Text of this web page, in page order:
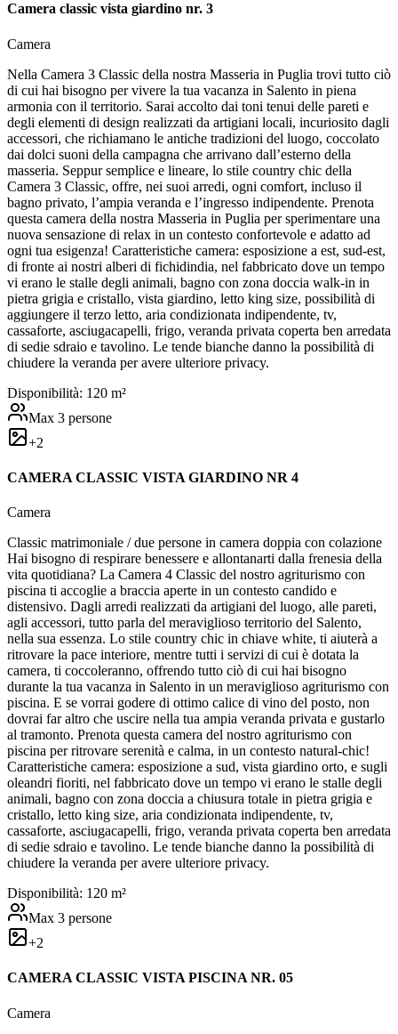
Camera classic vista giardino nr. 3
Camera
Nella Camera 3 Classic della nostra Masseria in Puglia trovi tutto ciò
di cui hai bisogno per vivere la tua vacanza in Salento in piena
armonia con il territorio. Sarai accolto dai toni tenui delle pareti e
degli elementi di design realizzati da artigiani locali, incuriosito dagli
accessori, che richiamano le antiche tradizioni del luogo, coccolato
dai dolci suoni della campagna che arrivano dall’esterno della
masseria. Seppur semplice e lineare, lo stile country chic della
Camera 3 Classic, offre, nei suoi arredi, ogni comfort, incluso il
bagno privato, l’ampia veranda e l’ingresso indipendente. Prenota
questa camera della nostra Masseria in Puglia per sperimentare una
nuova sensazione di relax in un contesto confortevole e adatto ad
ogni tua esigenza! Caratteristiche camera: esposizione a est, sud-est,
di fronte ai nostri alberi di fichidindia, nel fabbricato dove un tempo
vi erano le stalle degli animali, bagno con zona doccia walk-in in
pietra grigia e cristallo, vista giardino, letto king size, possibilità di
aggiungere il terzo letto, aria condizionata indipendente, tv,
cassaforte, asciugacapelli, frigo, veranda privata coperta ben arredata
di sedie sdraio e tavolino. Le tende bianche danno la possibilità di
chiudere la veranda per avere ulteriore privacy.
Disponibilità: 1 20 m²
Max 3 persone
+2
CAMERA CLASSIC VISTA GIARDINO NR 4
Camera
Classic matrimoniale / due persone in camera doppia con colazione
Hai bisogno di respirare benessere e allontanarti dalla frenesia della
vita quotidiana? La Camera 4 Classic del nostro agriturismo con
piscina ti accoglie a braccia aperte in un contesto candido e
distensivo. Dagli arredi realizzati da artigiani del luogo, alle pareti,
agli accessori, tutto parla del meraviglioso territorio del Salento,
nella sua essenza. Lo stile country chic in chiave white, ti aiuterà a
ritrovare la pace interiore, mentre tutti i servizi di cui è dotata la
camera, ti coccoleranno, offrendo tutto ciò di cui hai bisogno
durante la tua vacanza in Salento in un meraviglioso agriturismo con
piscina. E se vorrai godere di ottimo calice di vino del posto, non
dovrai far altro che uscire nella tua ampia veranda privata e gustarlo
al tramonto. Prenota questa camera del nostro agriturismo con
piscina per ritrovare serenità e calma, in un contesto natural-chic!
Caratteristiche camera: esposizione a sud, vista giardino orto, e sugli
oleandri fioriti, nel fabbricato dove un tempo vi erano le stalle degli
animali, bagno con zona doccia a chiusura totale in pietra grigia e
cristallo, letto king size, aria condizionata indipendente, tv,
cassaforte, asciugacapelli, frigo, veranda privata coperta ben arredata
di sedie sdraio e tavolino. Le tende bianche danno la possibilità di
chiudere la veranda per avere ulteriore privacy.
Disponibilità: 1 20 m²
Max 3 persone
+2
CAMERA CLASSIC VISTA PISCINA NR. 05
Camera